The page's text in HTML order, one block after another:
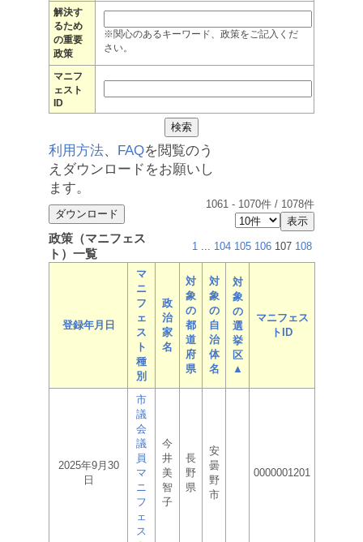
解決す
るため
の重要
政策
※関心のあるキーワード、政策をご記入くだ
さい。
マニフ
ェスト
ID
利用方法、 FAQを閲覧のう
えダウンロードをお願いし
ます。
1061 - 1070件 / 1078件
政策（マニフェス
ト）一覧
1 ... 104 105 106 107 108
登録年月日
マ
ニ
フ
ェ
ス
ト
種
別
政
治
家
名
対
象
の
都
道
府
県
対
象
の
自
治
体
名
対
象
の
選
挙
区
▲
マニフェス
トID
2025年9月30
日
市
議
会
議
員
マ
ニ
フ
ェ
ス
今
井
美
智
子
長
野
県
安
曇
野
市
0000001201